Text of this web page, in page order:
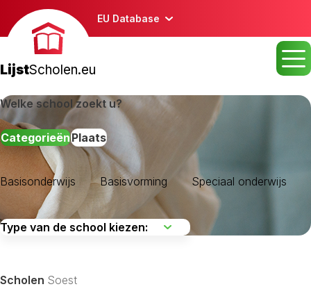
EU Database
LijstScholen.eu
Welke school zoekt u?
CategorieënPlaats
Basisonderwijs Basisvorming Speciaal onderwijs
Scholen Soest